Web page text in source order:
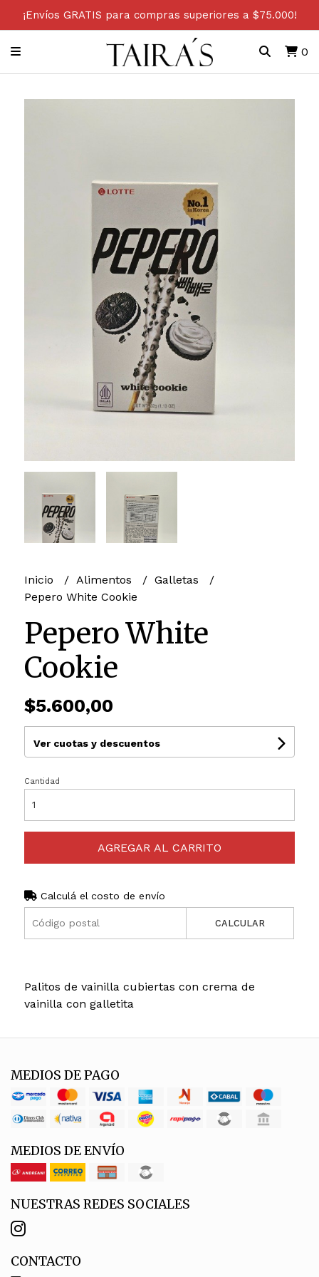
¡Envíos GRATIS para compras superiores a $75.000!
0
Inicio Alimentos
Galletas
Pepero White Cookie
Pepero White
Cookie
$5.600,00
Ver cuotas y descuentos
Cantidad
AGREGAR AL CARRITO
Calculá el costo de envío
CALCULAR
Palitos de vainilla cubiertas con crema de
vainilla con galletita
MEDIOS DE PAGO
MEDIOS DE ENVÍO
NUESTRAS REDES SOCIALES
CONTACTO